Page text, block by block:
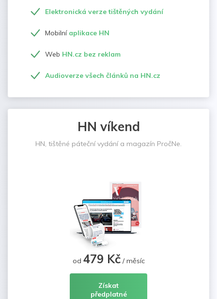
Elektronická verze tištěných vydání
Mobilní aplikace HN
Web HN.cz bez reklam
Audioverze všech článků na HN.cz
HN víkend
HN, tištěné páteční vydání a magazín PročNe.
od 479 Kč/ měsíc
Získat
předplatné